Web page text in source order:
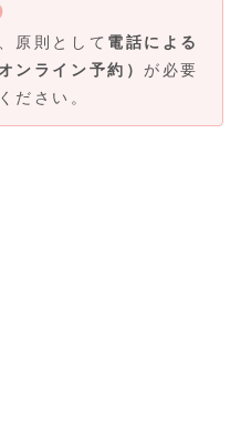
原則として 電話による
ンライン予約） が必要
ださい。